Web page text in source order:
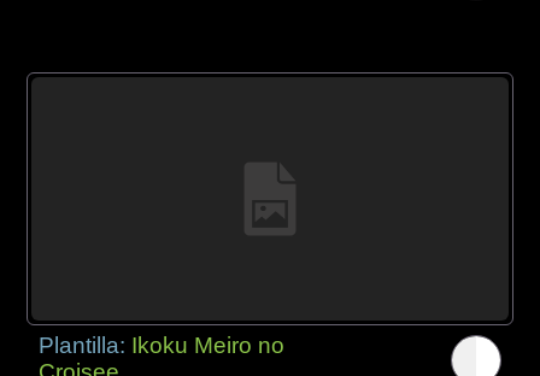
Plantilla: Ikoku Meiro no